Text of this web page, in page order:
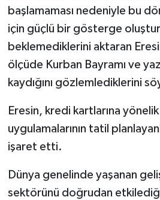
başlamaması nedeniyle bu
için güçlü bir gösterge
beklemediklerini aktaran
ölçüde Kurban Bayramı ve
kaydığını gözlemlediklerini
Eresin, kredi kartlarına
uygulamalarının tatil
işaret etti.
Dünya genelinde yaşanan
sektörünü doğrudan